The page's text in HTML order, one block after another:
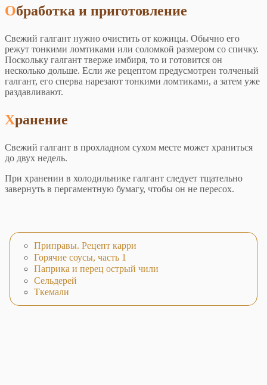
Обработка и приготовление
Свежий галгант нужно очистить от кожицы. Обычно его
режут тонкими ломтиками или соломкой размером со спичку.
Поскольку галгант тверже имбиря, то и готовится он
несколько дольше. Если же рецептом предусмотрен толченый
галгант, его сперва нарезают тонкими ломтиками, а затем уже
раздавливают.
Хранение
Свежий галгант в прохладном сухом месте может храниться
до двух недель.
При хранении в холодильнике галгант следует тщательно
завернуть в пергаментную бумагу, чтобы он не пересох.
Приправы. Рецепт карри
Горячие соусы, часть 1
Паприка и перец острый чили
Сельдерей
Ткемали